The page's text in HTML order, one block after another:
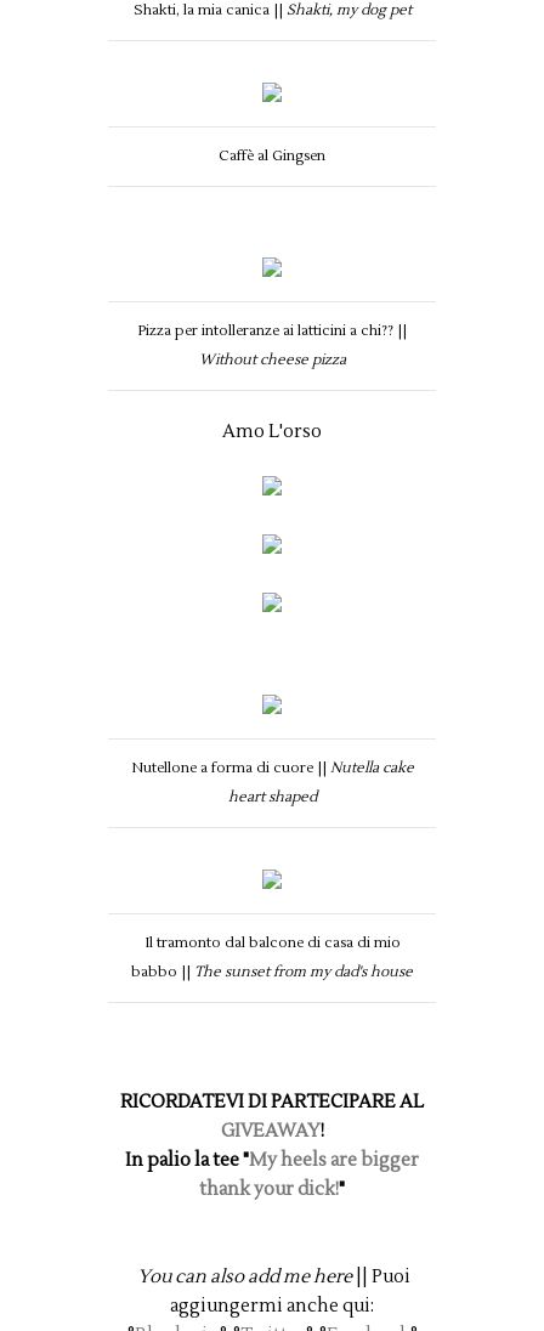
Shakti, la mia canica || Shakti, my dog pet
Caffè al Gingsen
Pizza per intolleranze ai latticini a chi?? ||
Without cheese pizza
Amo L'orso
Nutellone a forma di cuore || Nutella cake
heart shaped
Il tramonto dal balcone di casa di mio
babbo || The sunset from my dad's house
RICORDATEVI DI PARTECIPARE AL
GIVEAWAY!
In palio la tee "My heels are bigger
thank your dick!"
You can also add me here|| Puoi
aggiungermi anche qui: